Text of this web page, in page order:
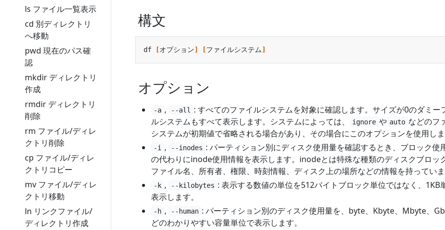
ls ファイル一覧表示
cd 別ディレクトリ
へ移動
pwd 現在のパス確
認
mkdir ディレクトリ
作成
rmdir ディレクトリ
削除
rm ファイル/ディレ
クトリ削除
cp ファイル/ディレ
クトリコピー
mv ファイル/ディレ
クトリ移動
ln リンクファイル/
ディレクトリ作成
構文
df [オプション] [ファイルシステム ]
オプション
-a , --all
: すべてのファイルシステムを対象に確認します。サイズが0のダミー
ルシステムもすべて表示します。システムによっては、
ignore や auto などのフ
システムが初期値で省略される場合があり、その場合にこのオプションを使用し
-i , --inodes : パーティション別にディスク使用量を確認するとき、ブロック使
の代わりにinode使用情報を表示します。inodeとは特殊な種類のディスクブロッ
ファイル名、所有者、権限、時刻情報、ディスク上の場所などの情報を持ってい
-k , --kilobytes : 表示する数値の単位を512バイトブロック単位ではなく、1KB
表示します。
-h , --human : パーティション別のディスク使用量を、byte、Kbyte、Mbyte、
どのわかりやすい容量単位で表示します。